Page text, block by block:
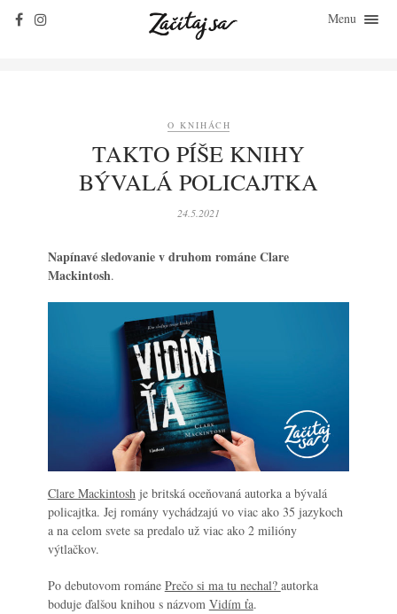
Menu
ROZHOVORY
KONTAKT
O KNIHÁCH
TAKTO PÍŠE KNIHY
BÝVALÁ POLICAJTKA
24.5.2021
Napínavé sledovanie v druhom románe Clare
Mackintosh.
Clare Mackintoshje britská oceňovaná autorka a bývalá
policajtka. Jej romány vychádzajú vo viac ako 35 jazykoch
a na celom svete sa predalo už viac ako 2 milióny
výtlačkov.
Po debutovom románe Prečo si ma tu nechal? autorka
boduje ďalšou knihou s názvom Vidím ťa.